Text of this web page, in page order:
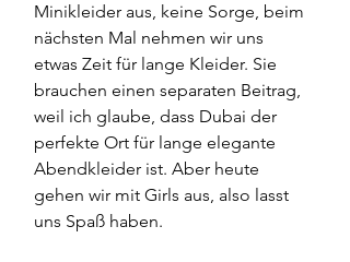
Minikleider aus, keine Sorge, beim
nächsten Mal nehmen wir uns
etwas Zeit für lange Kleider. Sie
brauchen einen separaten Beitrag,
weil ich glaube, dass Dubai der
perfekte Ort für lange elegante
Abendkleider ist. Aber heute
gehen wir mit Girls aus, also lasst
uns Spaß haben.